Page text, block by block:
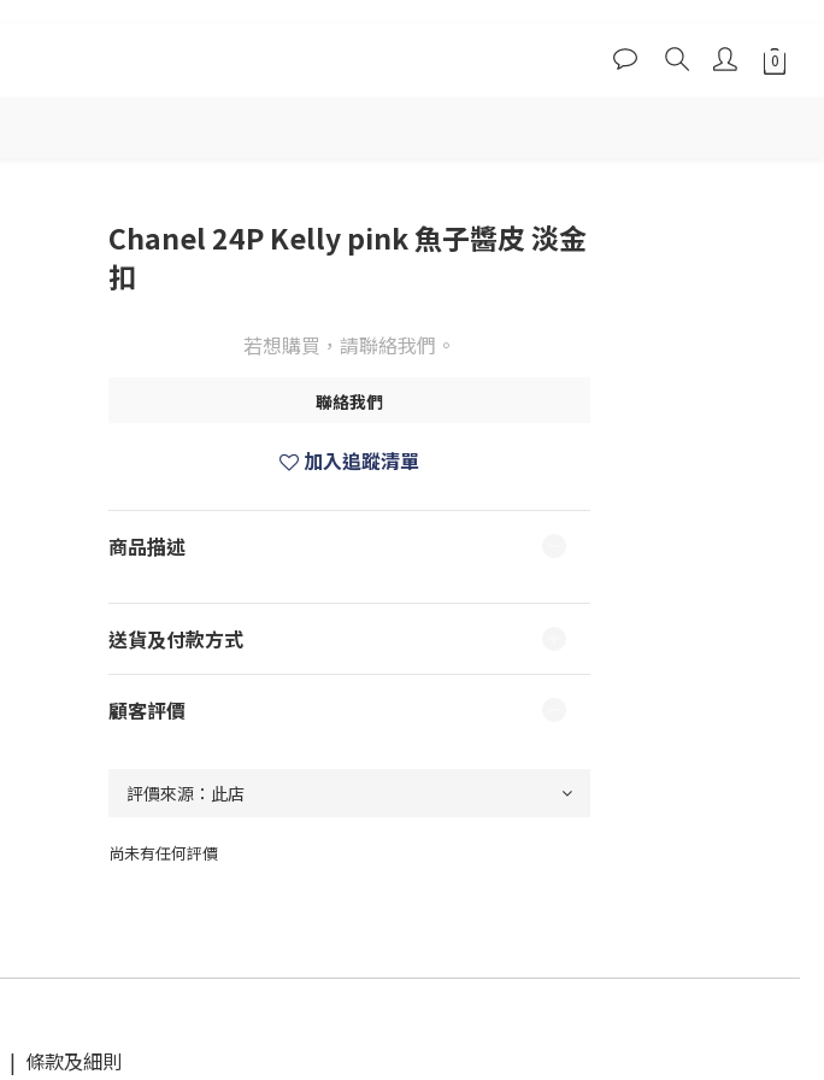
Chanel 24P Kelly pink 魚子醬皮 淡金
扣
若想購買，請聯絡我們。
聯絡我們
加入追蹤清單
商品描述
送貨及付款方式
顧客評價
尚未有任何評價
| 條款及細則